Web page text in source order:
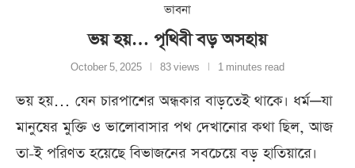
ভাবনা
ভয় হয়… পৃথিবী বড় অসহায়
October 5, 2025 83 views 1 minutes read
ভয় হয়… যেন চারপাশের অন্ধকার বাড়তেই থাকে। ধর্ম—যা
মানুষের মুক্তি ও ভালোবাসার পথ দেখানোর কথা ছিল, আজ
তা-ই পরিণত হয়েছে বিভাজনের সবচেয়ে বড় হাতিয়ারে।